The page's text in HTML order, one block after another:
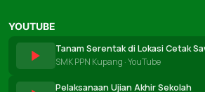
YOUTUBE
Tanam Serentak di Lokasi Cetak
SMK PPN Kupang · YouTube
Pelaksanaan Ujian Akhir Sekolah